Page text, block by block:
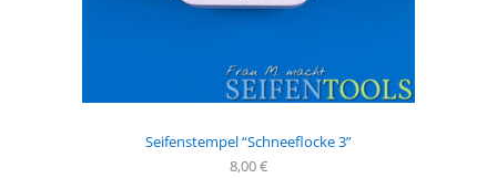
Seifenstempel “Schneeflocke 3”
8,00€